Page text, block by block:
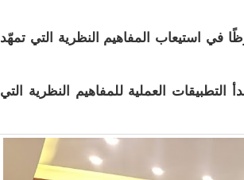
في استيعاب المفاهيم النظرية التي تمهّد
التطبيقات العملية للمفاهيم النظرية التي